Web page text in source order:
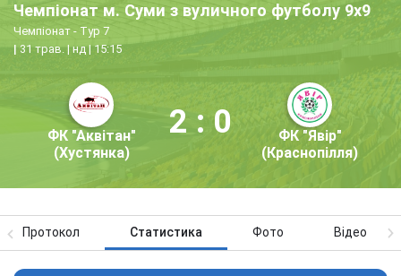
Чемпіонат м. Суми з вуличного футболу 9х9
Чемпіонат - Тур 7
ФК "Аквітан"
(Хустянка)
2 : 0
ФК "Явір"
(Краснопілля)
31 трав. | нд | 15:15
Протокол Статистика Фото Відео